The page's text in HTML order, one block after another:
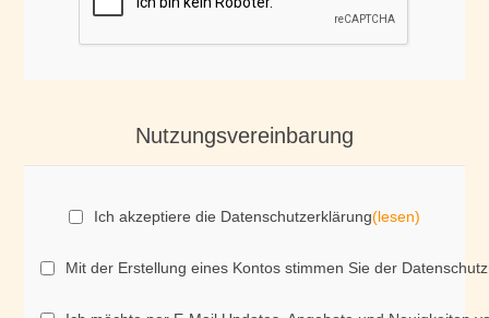
Nutzungsvereinbarung
Ich akzeptiere die Datenschutzerklärung(lesen)
Mit der Erstellung eines Kontos stimmen Sie der